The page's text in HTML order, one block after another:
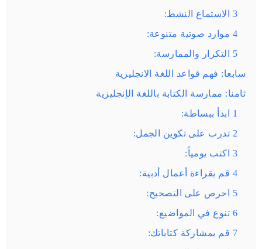
3 الاستماع النشط:
4 موارد صوتية متنوعة:
5 التكرار والممارسة:
سابعا: فهم قواعد اللغة الانجليزية
ثامنا: ممارسة الكتابة باللغة الإنجليزية
1 ابدأ ببساطة:
2 تدرب على تكوين الجمل:
3 اكتب يومياً:
4 قم بقراءة أعمال أدبية:
5 احرص على التصحيح:
6 تنوع في المواضيع:
7 قم بمشاركة كتاباتك: